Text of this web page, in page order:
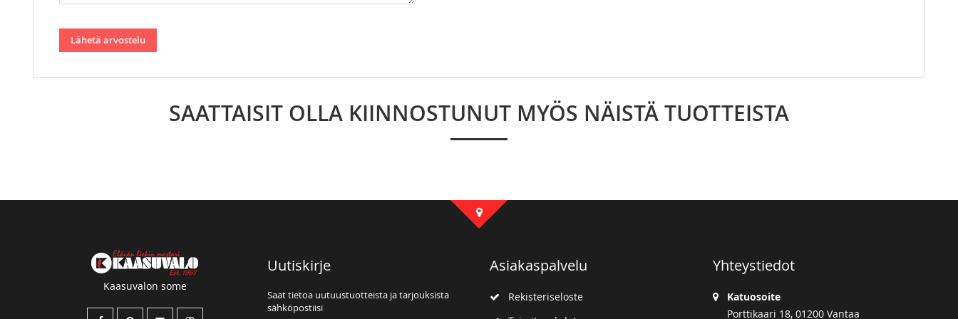
Lähetä arvostelu
SAATTAISIT OLLA KIINNOSTUNUT MYÖS NÄISTÄ TUOTTEISTA
Kaasuvalon some
Uutiskirje
Saat tietoa uutuustuotteista ja tarjouksista
sähköpostiisi
Asiakaspalvelu
Rekisteriseloste
Yhteystiedot
Katuosoite
Porttikaari 18, 01200 Vantaa